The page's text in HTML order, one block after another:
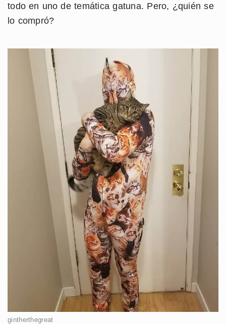
todo en uno de temática gatuna. Pero, ¿quién se
lo compró?
gintherthegreat